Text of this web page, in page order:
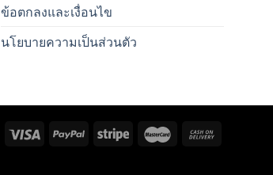
ข้อตกลงและเงื่อนไข
นโยบายความเป็นส่วนตัว